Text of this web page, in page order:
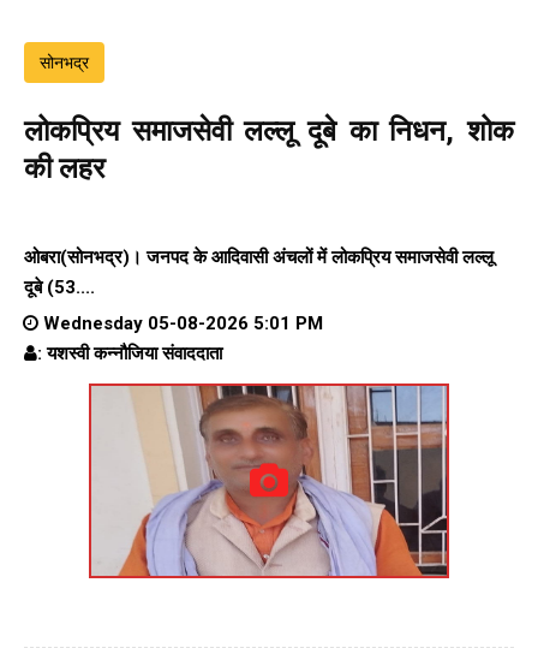
सोनभद्र
लोकप्रिय समाजसेवी लल्लू दूबे का निधन, शोक
की लहर
ओबरा(सोनभद्र)। जनपद के आदिवासी अंचलों में लोकप्रिय समाजसेवी लल्लू
दूबे (53....
Wednesday 05-08-2026 5:01 PM
: यशस्वी कन्नौजिया संवाददाता